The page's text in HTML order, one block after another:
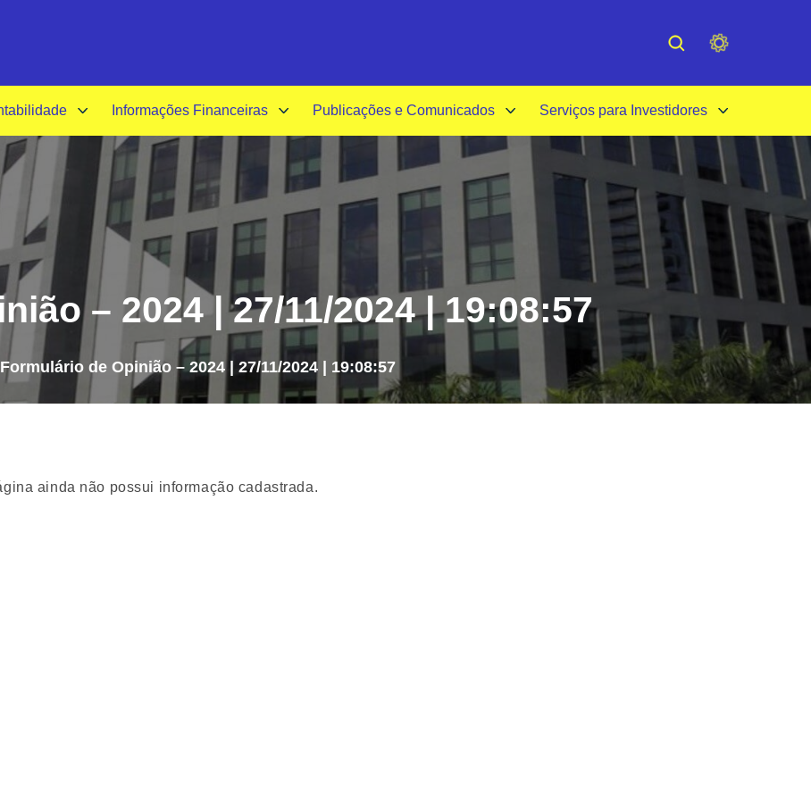
Informações Financeiras Publicações e Comunicados Serviços para Investidores
– 2024 | 27/11/2024 | 19:08:57
Formulário de Opinião – 2024 | 27/11/2024 | 19:08:57
ainda não possui informação cadastrada.